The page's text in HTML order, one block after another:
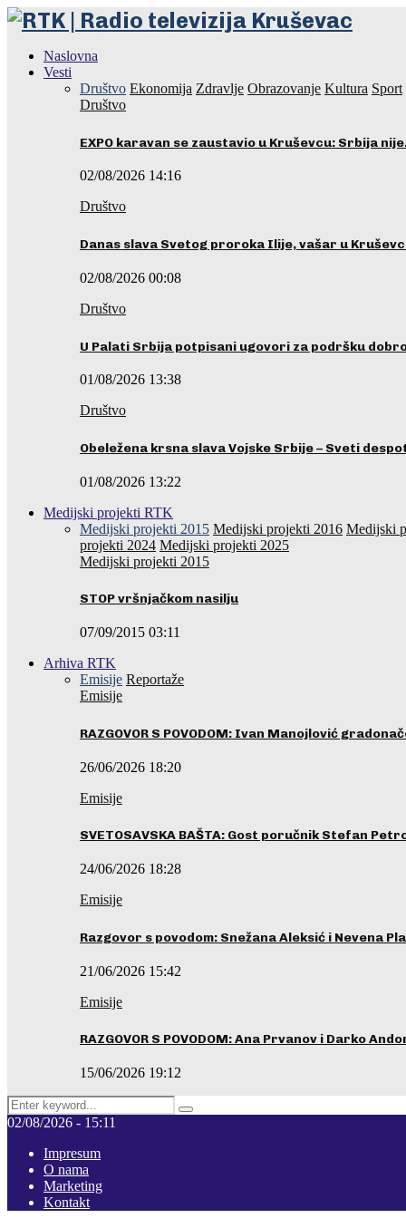
Naslovna
Vesti
Društvo Ekonomija Zdravlje Obrazovanje Kultura Sport
Društvo
EXPO karavan se zaustavio u Kruševcu: Srbija
02/08/2026 14:16
Društvo
Danas slava Svetog proroka Ilije, vašar u
02/08/2026 00:08
Društvo
U Palati Srbija potpisani ugovori za podršku
01/08/2026 13:38
Društvo
Obeležena krsna slava Vojske Srbije – Sveti
01/08/2026 13:22
Medijski projekti RTK
Medijski projekti 2015 Medijski projekti 2016 Medijski
projekti 2024 Medijski projekti 2025
Medijski projekti 2015
STOP vršnjačkom nasilju
07/09/2015 03:11
Arhiva RTK
Emisije Reportaže
Emisije
RAZGOVOR S POVODOM: Ivan Manojlović
26/06/2026 18:20
Emisije
SVETOSAVSKA BAŠTA: Gost poručnik Stefan
24/06/2026 18:28
Emisije
Razgovor s povodom: Snežana Aleksić i Nevena
21/06/2026 15:42
Emisije
RAZGOVOR S POVODOM: Ana Prvanov i Darko
15/06/2026 19:12
Search
for:
Pretraga
02/08/2026 - 15:11
Impresum
O nama
Marketing
Kontakt